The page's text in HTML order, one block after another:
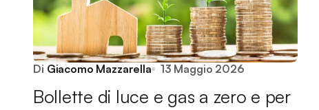
Di Giacomo Mazzarella 13 Maggio 2026
Bollette di luce e gas a zero e per